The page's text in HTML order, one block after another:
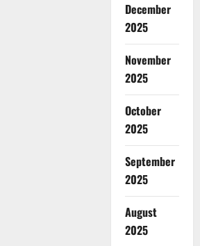
December
2025
November
2025
October
2025
September
2025
August
2025